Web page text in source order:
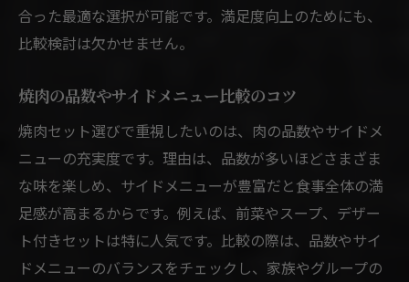
合った最適な選択が可能です。満足度向上のためにも、
比較検討は欠かせません。
焼肉の品数やサイドメニュー比較のコツ
焼肉セット選びで重視したいのは、肉の品数やサイドメ
ニューの充実度です。理由は、品数が多いほどさまざま
な味を楽しめ、サイドメニューが豊富だと食事全体の満
足感が高まるからです。例えば、前菜やスープ、デザー
ト付きセットは特に人気です。比較の際は、品数やサイ
ドメニューのバランスをチェックし、家族やグループの